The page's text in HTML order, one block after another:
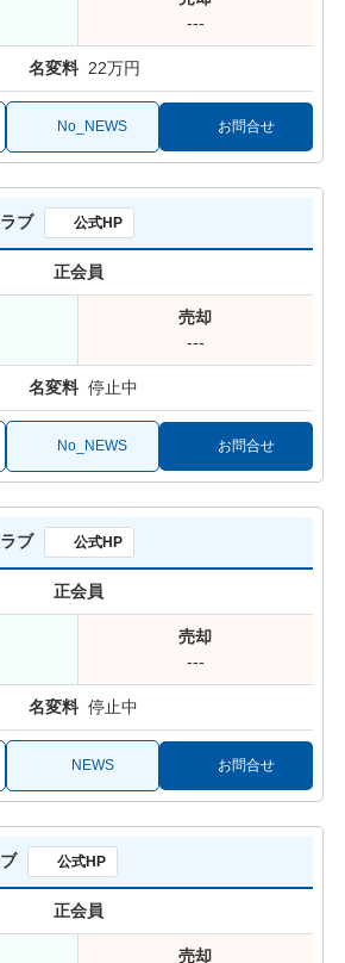
---
22万円
No_NEWS お問合せ
ブ 公式HP
正会員
---
停止中
No_NEWS お問合せ
ブ 公式HP
正会員
---
停止中
NEWS お問合せ
公式HP
正会員